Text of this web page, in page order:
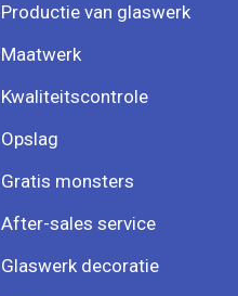
Productie van glaswerk
Maatwerk
Kwaliteitscontrole
Opslag
Gratis monsters
After-sales service
Glaswerk decoratie